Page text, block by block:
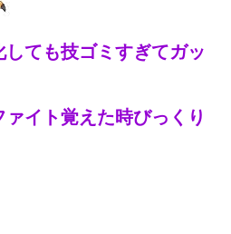
ても技ゴミすぎてガッ
イト覚えた時びっくり